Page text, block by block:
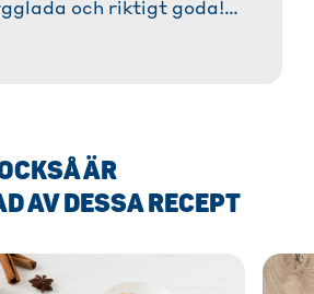
och riktigt goda!
ÄR
AV DESSA RECEPT